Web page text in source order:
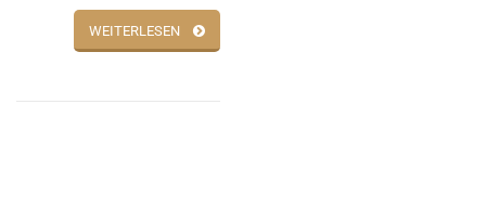
WEITERLESEN